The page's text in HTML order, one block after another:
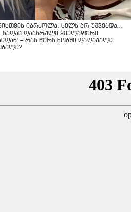
იბრძოლა, ხელს არ უშვებდა…
სადაც დაასრულე ყველაფერი
– რას წერს ხობში დაღუპული